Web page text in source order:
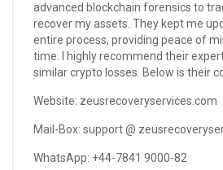
advanced blockchain forensics to
recover my assets. They kept me
entire process, providing peace of
time. I highly recommend their
similar crypto losses. Below is their
Website: zeusrecoveryservices.com
Mail-Box: support @
WhatsApp: +44-7841 9000-82